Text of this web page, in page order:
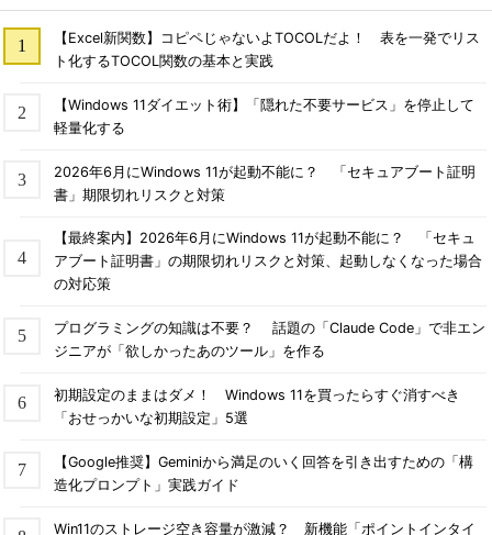
inetinfo.exe 1500 IISADMIN, RESvc, SMTPSVC
llssrv.exe 1524 LicenseService
……以下省略……
どのサービスを提供しており、svchost.exeというプロセスは
RpcSsやDhcp、Dnscache、LmHostsなどのサービスを提供して
ているかについては、別稿の「TIPS―svchost.exeプロセスと
」を参照していただきたい。
●マイクロソフト社のサポート技術情報データベースなどでサー
ビスを調査する
社の「 サポート オンラインのページ
」で、ポート番号などをキ
●ネットワーク・モニタなどで通信の内容を調べてプロトコルを
【Excel新関数】コピペじゃないよTOCOLだよ！ 表を一発でリス
ト化するTOCOL関数の基本と実践
【Windows 11ダイエット術】「隠れた不要サービス」を停止して
軽量化する
2026年6月にWindows 11が起動不能に？ 「セキュアブート証明
書」期限切れリスクと対策
【最終案内】2026年6月にWindows 11が起動不能に？ 「セキュ
アブート証明書」の期限切れリスクと対策、起動しなくなった場合
の対応策
プログラミングの知識は不要？ 話題の「Claude Code」で非エン
ジニアが「欲しかったあのツール」を作る
初期設定のままはダメ！ Windows 11を買ったらすぐ消すべき
「おせっかいな初期設定」5選
【Google推奨】Geminiから満足のいく回答を引き出すための「構
造化プロンプト」実践ガイド
Win11のストレージ空き容量が激減？ 新機能「ポイントインタイ